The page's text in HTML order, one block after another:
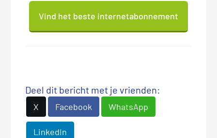
Vind het beste internetabonnement
Deel dit bericht met je vrienden:
X Facebook WhatsApp
LinkedIn